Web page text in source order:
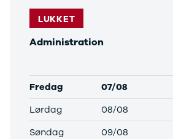
Administration
LUKKET
Fredag 07/08
Lørdag
08/08
Søndag
09/08